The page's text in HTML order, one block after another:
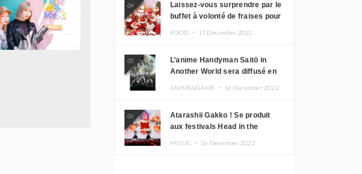
04
Laissez-vous surprendre par le
buffet à volonté de fraises pour
FOOD ・ 17.December.2022
05
L’anime Handyman Saitō in
Another World sera diffusé en
ANIME&GAME ・ 16.December.2022
06
Atarashii Gakko ! Se produit
aux festivals Head in the
MUSIC ・ 16.December.2022